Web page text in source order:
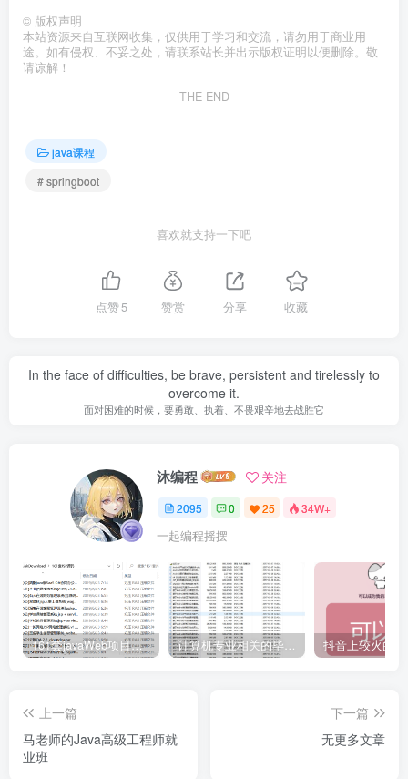
© 版权声明
本站资源来自互联网收集，仅供用于学习和交流，请勿用于商业用
途。如有侵权、不妥之处，请联系站长并出示版权证明以便删除。敬
请谅解！
THE END
java课程
# springboot
喜欢就支持一下吧
点赞5 赞赏 分享 收藏
In the face of difficulties, be brave, persistent and tirelessly to
overcome it.
面对困难的时候，要勇敢、执着、不畏艰辛地去战胜它
沐编程 关注
2095 0 25 34W+
一起编程摇摆
161套javaWeb项目源码免费分享 计算机专业相关的毕业设计论文合集免费下载
上一篇
马老师的Java高级工程师就
业班
下一篇
无更多文章